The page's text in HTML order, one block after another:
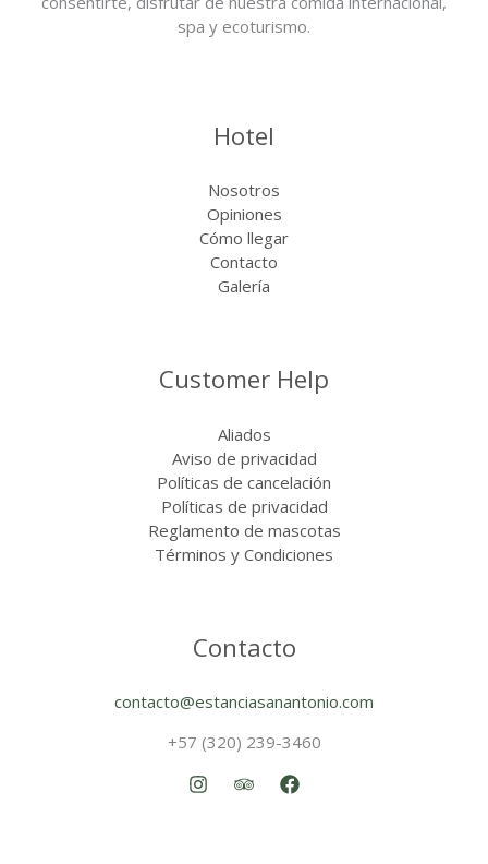
spa y ecoturismo.
Hotel
Nosotros
Opiniones
Cómo llegar
Contacto
Galería
Customer Help
Aliados
Aviso de privacidad
Políticas de cancelación
Políticas de privacidad
Reglamento de mascotas
Términos y Condiciones
Contacto
contacto@estanciasanantonio.com
+57 (320) 239-3460